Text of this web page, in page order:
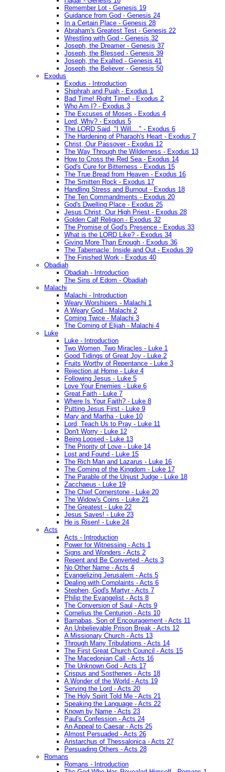
Remember Lot - Genesis 19
Guidance from God - Genesis 24
In a Certain Place - Genesis 28
Abraham's Greatest Test - Genesis 22
Wrestling with God - Genesis 32
Joseph, the Dreamer - Genesis 37
Joseph, the Blessed - Genesis 39
Joseph, the Exalted - Genesis 41
Joseph, the Believer - Genesis 50
Exodus
Exodus - Introduction
Shiphrah and Puah - Exodus 1
Bad Time! Right Time! - Exodus 2
Who Am I? - Exodus 3
The Excuses of Moses - Exodus 4
Lord, Why? - Exodus 5
The LORD Said, "I Will...." - Exodus 6
The Hardening of Pharaoh's Heart - Exodus 7
Christ, Our Passover - Exodus 12
The Way Through the Wilderness - Exodus 13
How to Cross the Red Sea - Exodus 14
God's Cure for Bitterness - Exodus 15
The True Bread from Heaven - Exodus 16
The Smitten Rock - Exodus 17
Handling Stress and Burnout - Exodus 18
The Ten Commandments - Exodus 20
God's Dwelling Place - Exodus 25
Jesus Christ, Our High Priest - Exodus 28
Golden Calf Religion - Exodus 32
The Promise of God's Presence - Exodus 33
What is the LORD Like? - Exodus 34
Giving More Than Enough - Exodus 36
The Tabernacle: Inside and Out - Exodus 39
The Finished Work - Exodus 40
Obadiah
Obadiah - Introduction
The Sins of Edom - Obadiah
Malachi
Malachi - Introduction
Weary Worshipers - Malachi 1
A Weary God - Malachi 2
Coming Twice - Malachi 3
The Coming of Elijah - Malachi 4
Luke
Luke - Introduction
Two Women, Two Miracles - Luke 1
Good Tidings of Great Joy - Luke 2
Fruits Worthy of Repentance - Luke 3
Rejection at Home - Luke 4
Following Jesus - Luke 5
Love Your Enemies - Luke 6
Great Faith - Luke 7
Where Is Your Faith? - Luke 8
Putting Jesus First - Luke 9
Mary and Martha - Luke 10
Lord, Teach Us to Pray - Luke 11
Don't Worry - Luke 12
Being Loosed - Luke 13
The Priority of Love - Luke 14
Lost and Found - Luke 15
The Rich Man and Lazarus - Luke 16
The Coming of the Kingdom - Luke 17
The Parable of the Unjust Judge - Luke 18
Zacchaeus - Luke 19
The Chief Cornerstone - Luke 20
The Widow's Coins - Luke 21
The Greatest - Luke 22
Jesus Saves! - Luke 23
He is Risen! - Luke 24
Acts
Acts - Introduction
Power for Witnessing - Acts 1
Signs and Wonders - Acts 2
Repent and Be Converted - Acts 3
No Other Name - Acts 4
Evangelizing Jerusalem - Acts 5
Dealing with Complaints - Acts 6
Stephen, God's Martyr - Acts 7
Philip the Evangelist - Acts 8
The Conversion of Saul - Acts 9
Cornelius the Centurion - Acts 10
Barnabas, Son of Encouragement - Acts 11
An Unbelievable Prison Break - Acts 12
A Missionary Church - Acts 13
Through Many Tribulations - Acts 14
The First Great Church Council - Acts 15
The Macedonian Call - Acts 16
The Unknown God - Acts 17
Crispus and Sosthenes - Acts 18
A Wonder of the World - Acts 19
Serving the Lord - Acts 20
The Holy Spirit Told Me - Acts 21
Speaking the Language - Acts 22
Known by Name - Acts 23
Paul's Confession - Acts 24
An Appeal to Caesar - Acts 25
Almost Persuaded - Acts 26
Aristarchus of Thessalonica - Acts 27
Persuading Others - Acts 28
Romans
Romans - Introduction